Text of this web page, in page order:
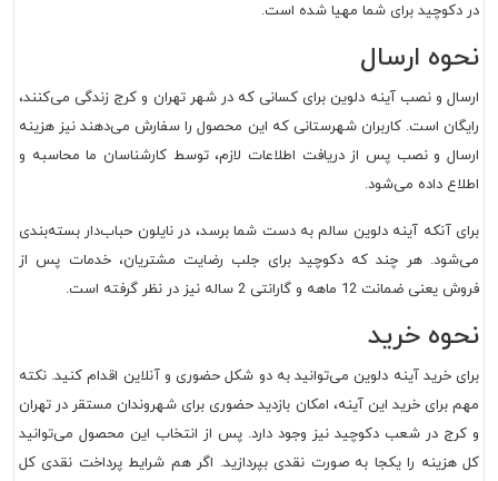
در دکوچید برای شما مهیا شده است.
نحوه ارسال
ارسال و نصب آینه دلوین برای کسانی که در شهر تهران و کرج زندگی می‌کنند،
رایگان است. کاربران شهرستانی که این محصول را سفارش می‌دهند نیز هزینه
ارسال و نصب پس از دریافت اطلاعات لازم، توسط کارشناسان ما محاسبه و
اطلاع داده می‌شود.
برای آنکه آینه دلوین سالم به دست شما برسد، در نایلون حباب‌دار بسته‌بندی
می‌شود. هر چند که دکوچید برای جلب رضایت مشتریان، خدمات پس از
فروش یعنی ضمانت 12 ماهه و گارانتی 2 ساله نیز در نظر گرفته است.
نحوه خرید
برای خرید آینه دلوین می‌توانید به دو شکل حضوری و آنلاین اقدام کنید. نکته
مهم برای خرید این آینه، امکان بازدید حضوری برای شهروندان مستقر در تهران
و کرج در شعب دکوچید نیز وجود دارد. پس از انتخاب این محصول می‌توانید
کل هزینه را یکجا به صورت نقدی بپردازید. اگر هم شرایط پرداخت نقدی کل